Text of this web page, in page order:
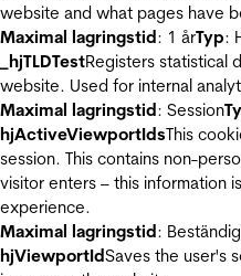
website and what pages have
Maximal lagringstid: 1 årTyp:
_hjTLDTestRegisters statistical
website. Used for internal
Maximal lagringstid: Session
hjActiveViewportIdsThis
session. This contains non-
visitor enters – this information
experience.
Maximal lagringstid: Beständig
hjViewportIdSaves the user's